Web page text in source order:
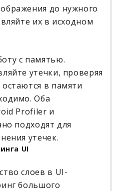
до нужного
их в исходном
с памятью.
утечки, проверяя
в памяти
Оба
Profiler и
подходят для
утечек.
UI
слоев в UI-
большого